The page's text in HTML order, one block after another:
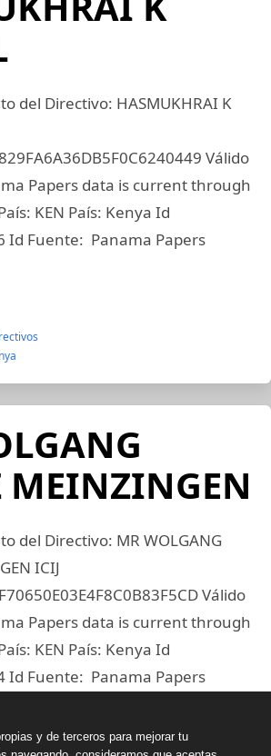
del Directivo: HASMUKHRAI K
Válido
Papers data is current through
KEN País: Kenya Id
Id Fuente: Panama Papers
MEINZINGEN
del Directivo: MR WOLGANG
ICIJ
Válido
Papers data is current through
KEN País: Kenya Id
Id Fuente: Panama Papers
y de terceros para mejorar tu